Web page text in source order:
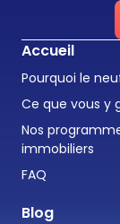
Accueil
Pourquoi le
Ce que vous y
Nos
immobiliers
FAQ
Blog